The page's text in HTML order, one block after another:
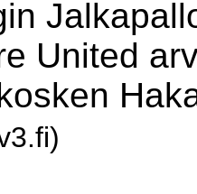
United